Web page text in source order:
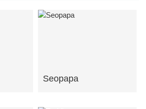
Seopapa